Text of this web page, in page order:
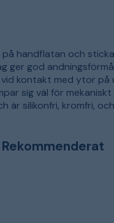
handflatan och
ger god
kontakt med ytor på
sig väl för mekaniskt
är silikonfri, kromfri, och
Rekommenderat